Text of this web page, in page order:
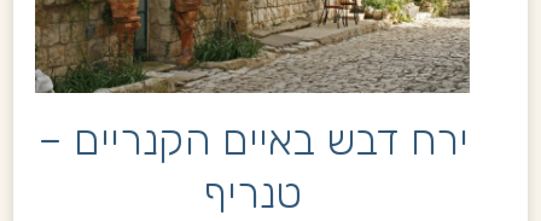
ירח דבש באיים הקנריים –
טנריף